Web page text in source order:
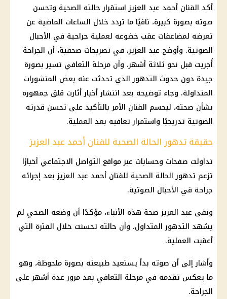
أكد الفنان أحمد عبد العزيز استقرار حالته الصحية وتحسن
صوته بصورة كبيرة، نافيًا ما تردد خلال الساعات الماضية عن
تعرضه لمضاعفات عقب خضوعه لعملية جراحية في الأحبال
الصوتية. وأوضح عبد العزيز، في تصريحات صحفية، أن الجراحة
أُجريت قبل نحو ثلاثة أشهر، وأن مرحلة التعافي تسير بصورة
جيدة دون حدوث التدهور الذي تحدثت عنه بعض المنشورات
المتداولة. وجاء توضيحه بعد انتشار أخبار أثارت قلق جمهوره
بشأن صحته، ليحسم الفنان الأمر بالتأكيد على تحسن قدرته
الصوتية تدريجيًا واستمرار تعافيه بعد العملية.
حقيقة تدهور الحالة الصحية للفنان أحمد عبد العزيز
تداولت صفحات وحسابات عبر مواقع التواصل الاجتماعي أخبارًا
تزعم تدهور الحالة الصحية للفنان أحمد عبد العزيز بعد إجرائه
جراحة في الأحبال الصوتية.
ونفى عبد العزيز صحة هذه الأنباء، مؤكدًا أن وضعه الصحي لم
يشهد التدهور المتداول، وأن حالته تحسنت خلال الفترة التي
أعقبت العملية.
وأشار إلى أن صوته بدأ يستعيد طبيعته بصورة ملحوظة، وهو
ما يعكس تقدمه في مرحلة التعافي بعد مرور عدة أشهر على
الجراحة.